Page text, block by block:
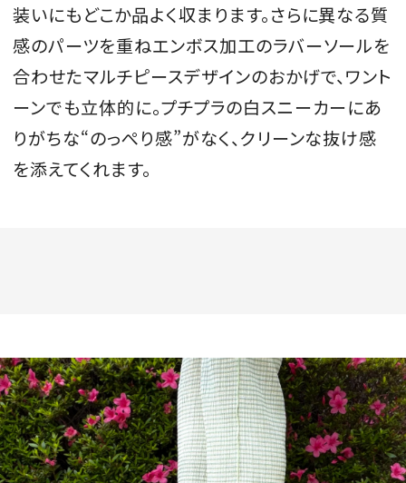
装いにもどこか品よく収まります。さらに異なる質
感のパーツを重ねエンボス加工のラバーソールを
合わせたマルチピースデザインのおかげで、ワント
ーンでも立体的に。プチプラの白スニーカーにあ
りがちな“のっぺり感”がなく、クリーンな抜け感
を添えてくれます。